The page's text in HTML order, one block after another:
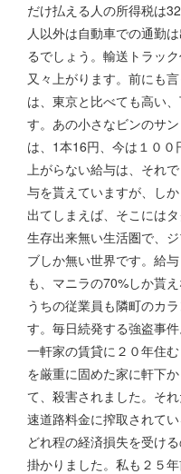
だけ払える人の所得税は
人以外は自動車での通勤
るでしょう。輸送トラッ
又々上がります。前にも
は、東京と比べても高い
す。あの小さなビンのサ
は、1本16円、今は１００
上がらない給与は、それ
与を貰えていますが、し
出てしまえば、そこには
生存出来無い生活圏で、
ブしか無い世界です。給
も、マニラの70%しか貰
うちの従業員も隣町のカ
す。毎日続発する強盗事
一軒家の賃貸に２０年住
を厳重に固めた家に軒下
て、殺害されました。そ
速道路料金に搾取されて
どれ程の経済損失を受け
掛かりました。私も２５